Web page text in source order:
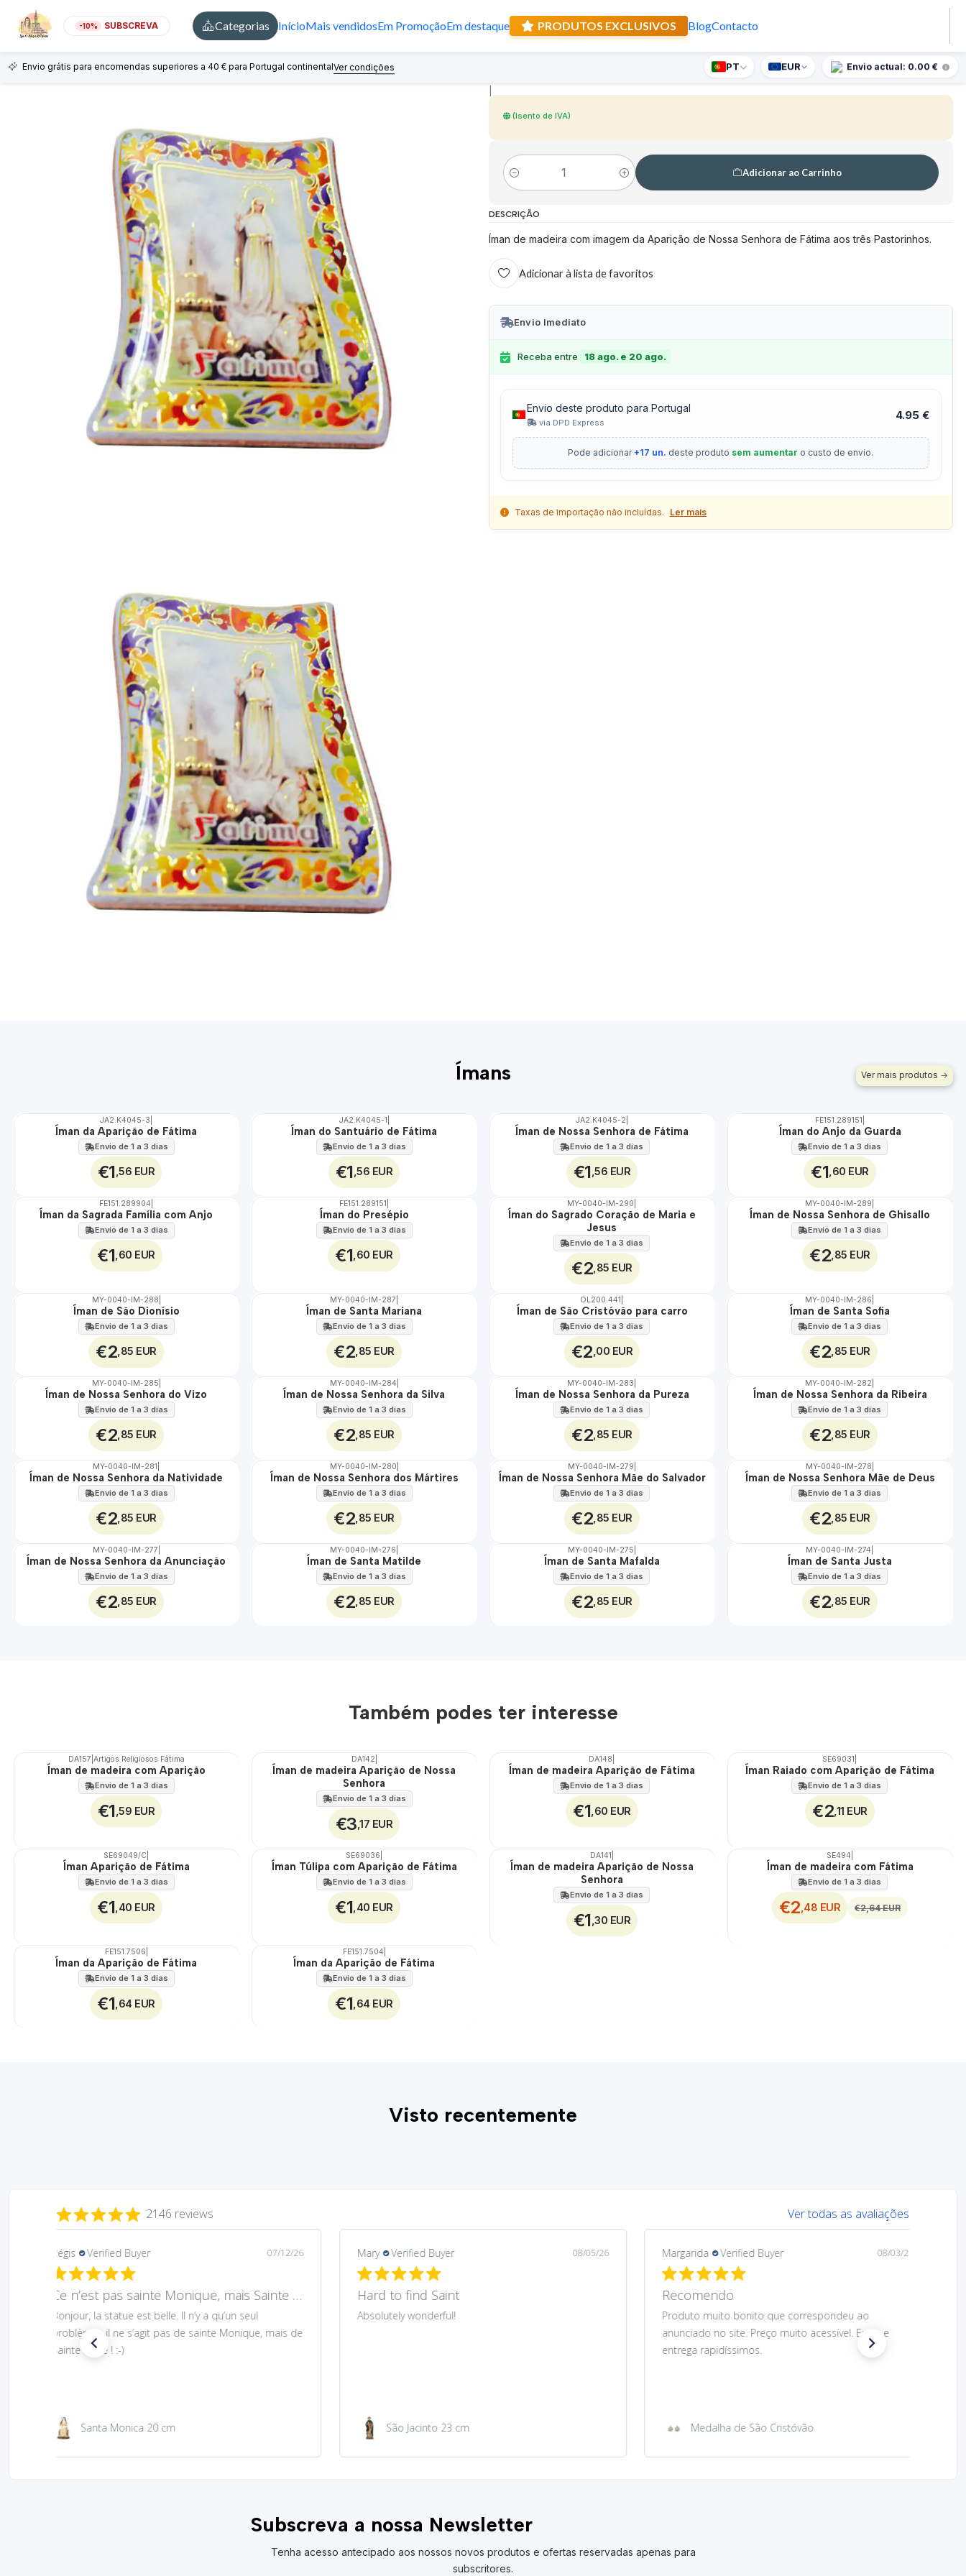
-10% SUBSCREVA Categorias InícioMais vendidosEm PromoçãoEm destaque PRODUTOS EXCLUSIVOS BlogContacto
Envio grátis para encomendas superiores a 40 € para Portugal continentalVer condições Recebe presente supresa para encomendas superiores a 90€
PT EUR Envio actual: 0.00 €
Íman de madeira Aparição de Fátima
(Isento de IVA)
Quantidade
Adicionar ao Carrinho
DESCRIÇÃO
Íman de madeira com imagem da Aparição de Nossa Senhora de Fátima aos três Pastorinhos.
Adicionar à lista de favoritos
Envio Imediato
Receba entre 18 ago. e 20 ago.
Envio deste produto para Portugal
via DPD Express
4.95 €
Pode adicionar+17 un. deste produto sem aumentar o custo de envio.
Taxas de importação não incluídas. Ler mais
Ímans Ver mais produtos
JA2.K4045-3
Íman da Aparição de Fátima
Envio de 1 a 3 dias
€1 ,56 EUR
JA2.K4045-1
Íman do Santuário de Fátima
Envio de 1 a 3 dias
€1 ,56 EUR
JA2.K4045-2
Íman de Nossa Senhora de Fátima
Envio de 1 a 3 dias
€1 ,56 EUR
FE151.289151
Íman do Anjo da Guarda
Envio de 1 a 3 dias
€1 ,60 EUR
FE151.289904
Íman da Sagrada Família com Anjo
Envio de 1 a 3 dias
€1 ,60 EUR
FE151.289151
Íman do Presépio
Envio de 1 a 3 dias
€1 ,60 EUR
🇵🇹
MY-0040-IM-290
Íman do Sagrado Coração de Maria e
Jesus
Envio de 1 a 3 dias
€2 ,85 EUR
🇵🇹
MY-0040-IM-289
Íman de Nossa Senhora de Ghisallo
Envio de 1 a 3 dias
€2 ,85 EUR
MY-0040-IM-288
Íman de São Dionísio
Envio de 1 a 3 dias
€2 ,85 EUR
MY-0040-IM-287
Íman de Santa Mariana
Envio de 1 a 3 dias
€2 ,85 EUR
OL200.441
Íman de São Cristóvão para carro
Envio de 1 a 3 dias
€2 ,00 EUR
MY-0040-IM-286
Íman de Santa Sofia
Envio de 1 a 3 dias
€2 ,85 EUR
🇵🇹
MY-0040-IM-285
Íman de Nossa Senhora do Vizo
Envio de 1 a 3 dias
€2 ,85 EUR
🇵🇹
MY-0040-IM-284
Íman de Nossa Senhora da Silva
Envio de 1 a 3 dias
€2 ,85 EUR
🇵🇹
MY-0040-IM-283
Íman de Nossa Senhora da Pureza
Envio de 1 a 3 dias
€2 ,85 EUR
🇵🇹
MY-0040-IM-282
Íman de Nossa Senhora da Ribeira
Envio de 1 a 3 dias
€2 ,85 EUR
🇵🇹
MY-0040-IM-281
Íman de Nossa Senhora da Natividade
Envio de 1 a 3 dias
€2 ,85 EUR
🇵🇹
MY-0040-IM-280
Íman de Nossa Senhora dos Mártires
Envio de 1 a 3 dias
€2 ,85 EUR
🇵🇹
MY-0040-IM-279
Íman de Nossa Senhora Mãe do Salvador
Envio de 1 a 3 dias
€2 ,85 EUR
🇵🇹
MY-0040-IM-278
Íman de Nossa Senhora Mãe de Deus
Envio de 1 a 3 dias
€2 ,85 EUR
🇵🇹
MY-0040-IM-277
Íman de Nossa Senhora da Anunciação
Envio de 1 a 3 dias
€2 ,85 EUR
MY-0040-IM-276
Íman de Santa Matilde
Envio de 1 a 3 dias
€2 ,85 EUR
MY-0040-IM-275
Íman de Santa Mafalda
Envio de 1 a 3 dias
€2 ,85 EUR
MY-0040-IM-274
Íman de Santa Justa
Envio de 1 a 3 dias
€2 ,85 EUR
Também podes ter interesse
DA157 Artigos Religiosos Fátima
Íman de madeira com Aparição
Envio de 1 a 3 dias
€1 ,59 EUR
DA142
Íman de madeira Aparição de Nossa
Senhora
Envio de 1 a 3 dias
€3 ,17 EUR
DA148
Íman de madeira Aparição de Fátima
Envio de 1 a 3 dias
€1 ,60 EUR
SE69031
Íman Raiado com Aparição de Fátima
Envio de 1 a 3 dias
€2 ,11 EUR
SE69049/C
Íman Aparição de Fátima
Envio de 1 a 3 dias
€1 ,40 EUR
SE69036
Íman Túlipa com Aparição de Fátima
Envio de 1 a 3 dias
€1 ,40 EUR
DA141
Íman de madeira Aparição de Nossa
Senhora
Envio de 1 a 3 dias
€1 ,30 EUR
DESCONTO
SE494
Íman de madeira com Fátima
Envio de 1 a 3 dias
€2 ,48 EUR €2,64 EUR
FE151.7506
Íman da Aparição de Fátima
Envio de 1 a 3 dias
€1 ,64 EUR
FE151.7504
Íman da Aparição de Fátima
Envio de 1 a 3 dias
€1 ,64 EUR
Visto recentemente
2146 reviews Ver todas as avaliações
Mary Verified Buyer 08/05/26
Hard to find Saint
Absolutely wonderful!
São Jacinto 23 cm
Margarida Verified Buyer 08/03/26
Recomendo
Produto muito bonito que correspondeu ao
Medalha de São Cristóvão
Margarida Verified Buyer 08/03/26
Recomendo.
Preço muito acessível e design muito bom do
produto. O produto correspondeu ao anunciado.
Envio e entrega rapidíssimos. Voltaria a comprar.
Íman de metal com imagem São Cristóvão
Subscreva a nossa Newsletter
Tenha acesso antecipado aos nossos novos produtos e ofertas reservadas apenas para
subscritores.